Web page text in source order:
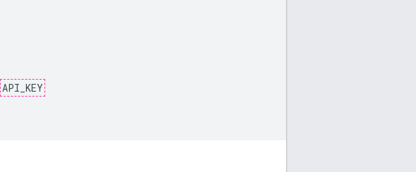
API_KEY